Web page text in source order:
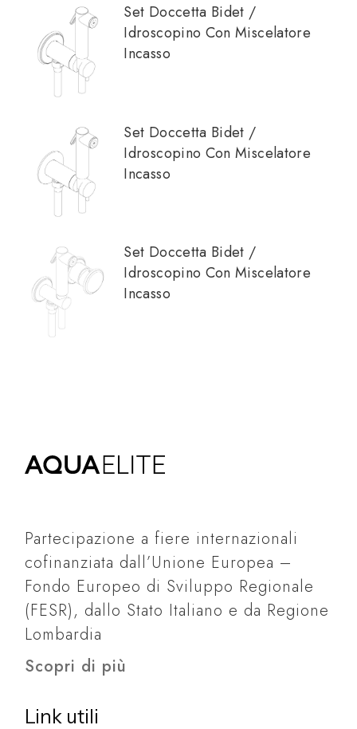
Set Doccetta Bidet /
Idroscopino Con Miscelatore
Incasso
Set Doccetta Bidet /
Idroscopino Con Miscelatore
Incasso
Set Doccetta Bidet /
Idroscopino Con Miscelatore
Incasso
Partecipazione a fiere internazionali
cofinanziata dall’Unione Europea –
Fondo Europeo di Sviluppo Regionale
(FESR), dallo Stato Italiano e da Regione
Lombardia
Scopri di più
Link utili